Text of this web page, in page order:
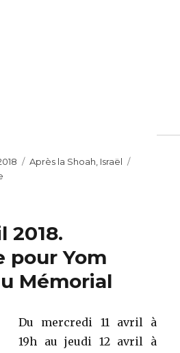
Catégories
Après la Shoah Israël
Yom
lettre
spéciale
Akadem
lectures,
2018.
pour Yom
Mémorial
Du mercredi 11 avril à
19h au jeudi 12 avril à